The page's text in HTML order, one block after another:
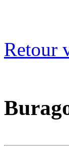
Retour